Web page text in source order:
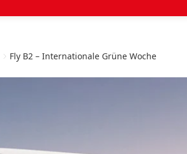
Fly B2 – Internationale Grüne Woche